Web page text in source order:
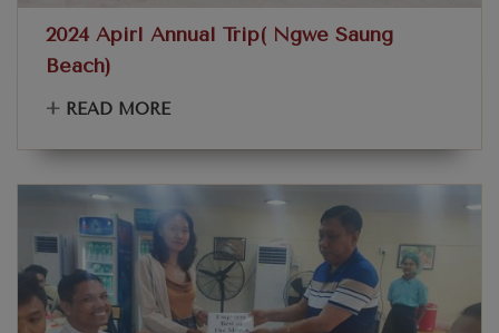
2024 Apirl Annual Trip( Ngwe Saung
Beach)
+ READ MORE